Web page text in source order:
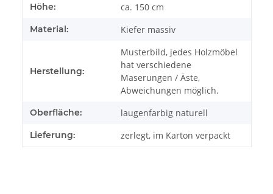
Höhe: ca. 150 cm
Material: Kiefer massiv
Herstellung:
Musterbild, jedes Holzmöbel
hat verschiedene
Maserungen / Äste,
Abweichungen möglich.
Oberfläche: laugenfarbig naturell
Lieferung: zerlegt, im Karton verpackt